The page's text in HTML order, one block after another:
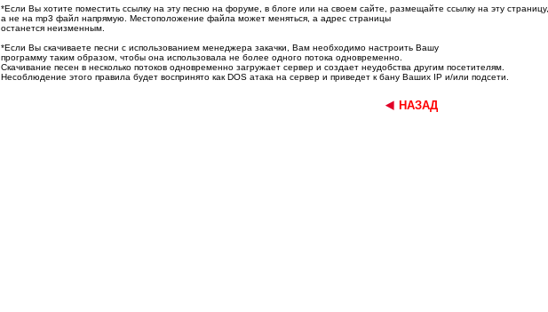
*Если Вы хотите поместить ссылку на эту песню на форуме, в блоге или на своем сайте, размещайте ссылку на эту страницу,
а не на mp3 файл напрямую. Местоположение файла может меняться, а адрес страницы
останется неизменным.
*Если Вы скачиваете песни с использованием менеджера закачки, Вам необходимо настроить Вашу
программу таким образом, чтобы она использовала не более одного потока одновременно.
Скачивание песен в несколько потоков одновременно загружает сервер и создает неудобства другим посетителям.
Несоблюдение этого правила будет воспринято как DOS атака на сервер и приведет к бану Ваших IP и/или подсети.
НАЗАД